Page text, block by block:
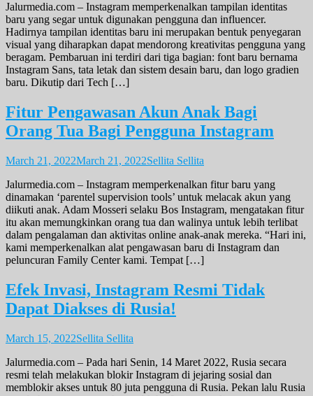
Jalurmedia.com – Instagram memperkenalkan tampilan identitas
baru yang segar untuk digunakan pengguna dan influencer.
Hadirnya tampilan identitas baru ini merupakan bentuk penyegaran
visual yang diharapkan dapat mendorong kreativitas pengguna yang
beragam. Pembaruan ini terdiri dari tiga bagian: font baru bernama
Instagram Sans, tata letak dan sistem desain baru, dan logo gradien
baru. Dikutip dari Tech […]
Fitur Pengawasan Akun Anak Bagi
Orang Tua Bagi Pengguna Instagram
March 21, 2022March 21, 2022Sellita Sellita
Jalurmedia.com – Instagram memperkenalkan fitur baru yang
dinamakan ‘parentel supervision tools’ untuk melacak akun yang
diikuti anak. Adam Mosseri selaku Bos Instagram, mengatakan fitur
itu akan memungkinkan orang tua dan walinya untuk lebih terlibat
dalam pengalaman dan aktivitas online anak-anak mereka. “Hari ini,
kami memperkenalkan alat pengawasan baru di Instagram dan
peluncuran Family Center kami. Tempat […]
Efek Invasi, Instagram Resmi Tidak
Dapat Diakses di Rusia!
March 15, 2022Sellita Sellita
Jalurmedia.com – Pada hari Senin, 14 Maret 2022, Rusia secara
resmi telah melakukan blokir Instagram di jejaring sosial dan
memblokir akses untuk 80 juta pengguna di Rusia. Pekan lalu Rusia